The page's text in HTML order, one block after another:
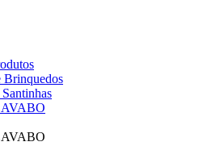
Brinquedos